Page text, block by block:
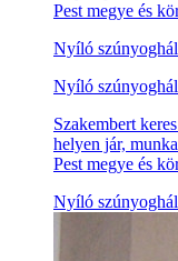
Pest megye és
Nyíló
Nyíló
Szakembert
helyen jár,
Pest megye és
Nyíló